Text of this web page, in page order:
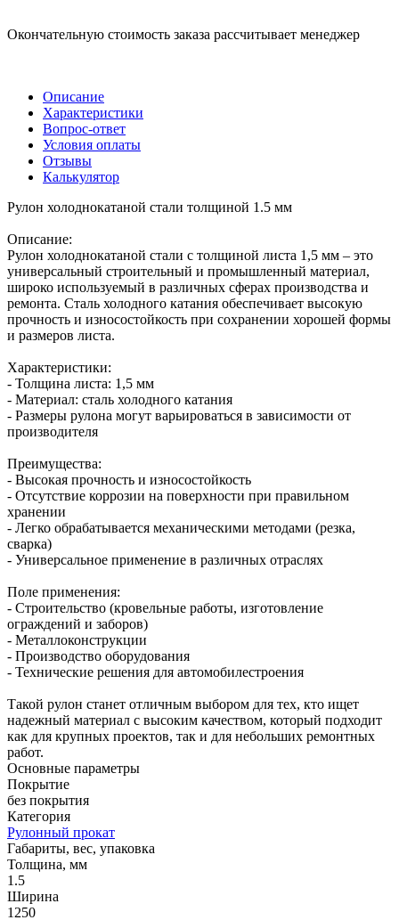
Окончательную стоимость заказа рассчитывает менеджер
Описание
Характеристики
Вопрос-ответ
Условия оплаты
Отзывы
Калькулятор
Рулон холоднокатаной стали толщиной 1.5 мм
Описание:
Рулон холоднокатаной стали с толщиной листа 1,5 мм – это
универсальный строительный и промышленный материал,
широко используемый в различных сферах производства и
ремонта. Сталь холодного катания обеспечивает высокую
прочность и износостойкость при сохранении хорошей формы
и размеров листа.
Характеристики:
- Толщина листа: 1,5 мм
- Материал: сталь холодного катания
- Размеры рулона могут варьироваться в зависимости от
производителя
Преимущества:
- Высокая прочность и износостойкость
- Отсутствие коррозии на поверхности при правильном
хранении
- Легко обрабатывается механическими методами (резка,
сварка)
- Универсальное применение в различных отраслях
Поле применения:
- Строительство (кровельные работы, изготовление
ограждений и заборов)
- Металлоконструкции
- Производство оборудования
- Технические решения для автомобилестроения
Такой рулон станет отличным выбором для тех, кто ищет
надежный материал с высоким качеством, который подходит
как для крупных проектов, так и для небольших ремонтных
работ.
Основные параметры
Покрытие
без покрытия
Категория
Рулонный прокат
Габариты, вес, упаковка
Толщина, мм
1.5
Ширина
1250